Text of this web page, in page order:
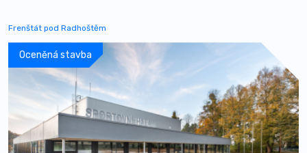
Frenštát pod Radhoštěm
Oceněná stavba